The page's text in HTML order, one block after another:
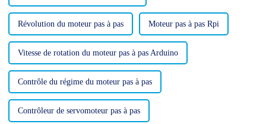
Révolution du moteur pas à pas Moteur pas à pas Rpi
Vitesse de rotation du moteur pas à pas Arduino
Contrôle du régime du moteur pas à pas
Contrôleur de servomoteur pas à pas